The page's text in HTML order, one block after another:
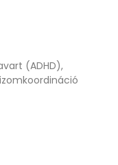
(ADHD),